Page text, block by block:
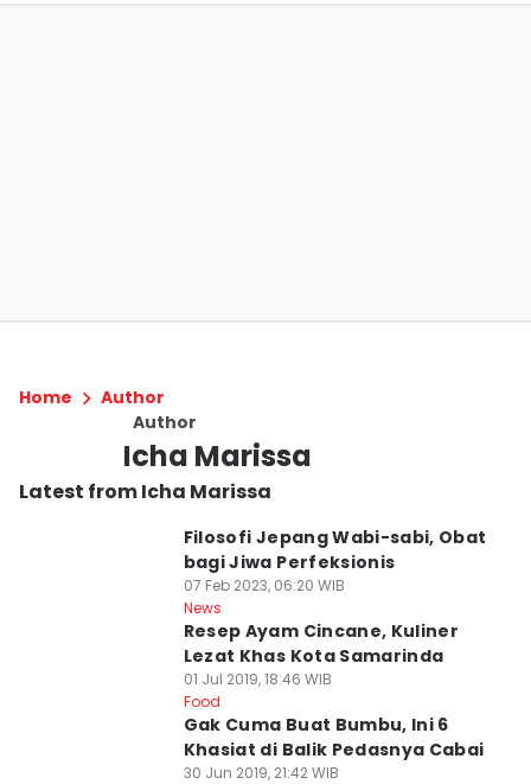
Home
Author
Author
Icha Marissa
Latest from Icha Marissa
Filosofi Jepang Wabi-sabi, Obat
bagi Jiwa Perfeksionis
07 Feb 2023, 06:20 WIB
News
Resep Ayam Cincane, Kuliner
Lezat Khas Kota Samarinda
01 Jul 2019, 18:46 WIB
Food
Gak Cuma Buat Bumbu, Ini 6
Khasiat di Balik Pedasnya Cabai
30 Jun 2019, 21:42 WIB